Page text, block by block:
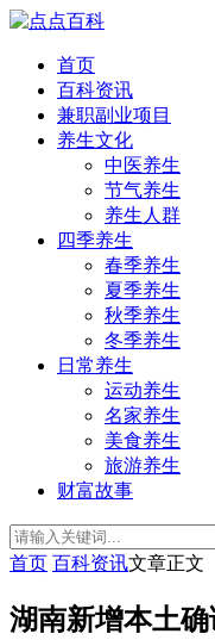
首页
百科资讯
兼职副业项目
养生文化
中医养生
节气养生
养生人群
四季养生
春季养生
夏季养生
秋季养生
冬季养生
日常养生
运动养生
名家养生
美食养生
旅游养生
财富故事
首页 百科资讯文章正文
湖南新增本土